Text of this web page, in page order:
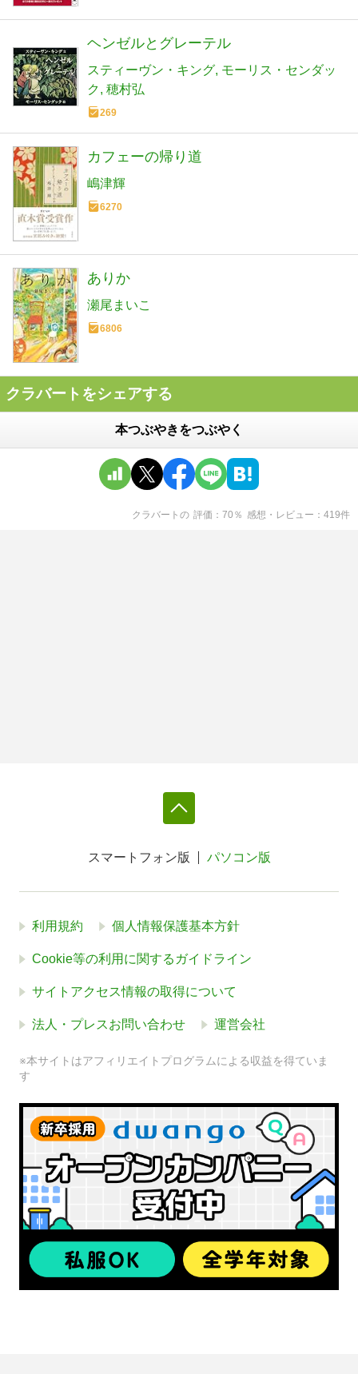
ヘンゼルとグレーテル
スティーヴン・キング モーリス・センダッ
ク 穂村弘
269
カフェーの帰り道
嶋津輝
6270
ありか
瀬尾まいこ
6806
クラバートをシェアする
本つぶやきをつぶやく
クラバート の 評価 70 ％ 感想・レビュー 419件
スマートフォン版 パソコン版
利用規約 個人情報保護基本方針
Cookie等の利用に関するガイドライン
サイトアクセス情報の取得について
法人・プレスお問い合わせ 運営会社
※本サイトはアフィリエイトプログラムによる収益を得ていま
す